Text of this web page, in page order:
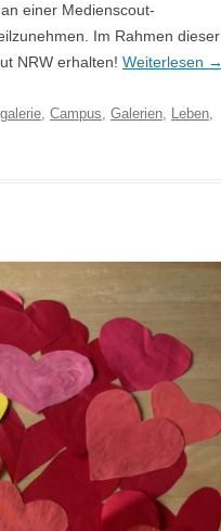
einer Medienscout-
Im Rahmen dieser
NRW erhalten! Weiterlesen →
, Campus, Galerien, Leben,